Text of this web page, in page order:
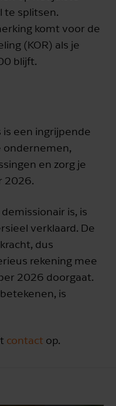
te splitsen.
komt voor de
(KOR) als je
blijft.
een ingrijpende
ondernemen,
en zorg je
2026.
is, is
verklaard. De
dus
rekening mee
2026 doorgaat.
is
contact op.